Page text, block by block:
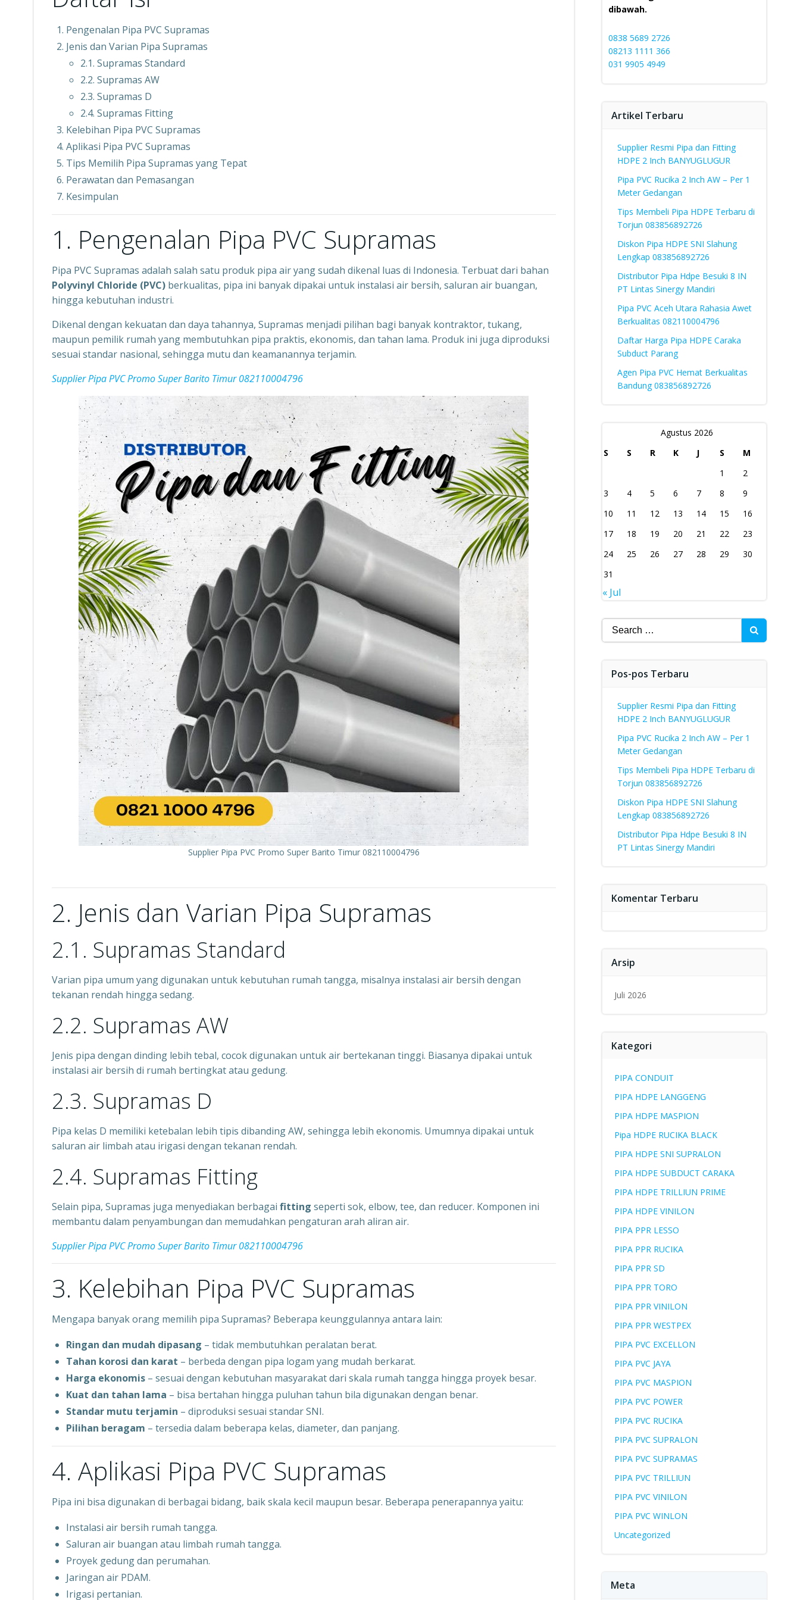
Pengenalan Pipa PVC Supramas
Jenis dan Varian Pipa Supramas
2.1. Supramas Standard
2.2. Supramas AW
2.3. Supramas D
2.4. Supramas Fitting
Kelebihan Pipa PVC Supramas
Aplikasi Pipa PVC Supramas
Tips Memilih Pipa Supramas yang Tepat
Perawatan dan Pemasangan
Kesimpulan
1. Pengenalan Pipa PVC Supramas
Pipa PVC Supramas adalah salah satu produk pipa air yang sudah dikenal luas di Indonesia. Terbuat dari bahan
Polyvinyl Chloride (PVC) berkualitas, pipa ini banyak dipakai untuk instalasi air bersih, saluran air buangan,
hingga kebutuhan industri.
Dikenal dengan kekuatan dan daya tahannya, Supramas menjadi pilihan bagi banyak kontraktor, tukang,
maupun pemilik rumah yang membutuhkan pipa praktis, ekonomis, dan tahan lama. Produk ini juga diproduksi
sesuai standar nasional, sehingga mutu dan keamanannya terjamin.
Supplier Pipa PVC Promo Super Barito Timur 082110004796
Supplier Pipa PVC Promo Super Barito Timur 082110004796
2. Jenis dan Varian Pipa Supramas
2.1. Supramas Standard
Varian pipa umum yang digunakan untuk kebutuhan rumah tangga, misalnya instalasi air bersih dengan
tekanan rendah hingga sedang.
2.2. Supramas AW
Jenis pipa dengan dinding lebih tebal, cocok digunakan untuk air bertekanan tinggi. Biasanya dipakai untuk
instalasi air bersih di rumah bertingkat atau gedung.
2.3. Supramas D
Pipa kelas D memiliki ketebalan lebih tipis dibanding AW, sehingga lebih ekonomis. Umumnya dipakai untuk
saluran air limbah atau irigasi dengan tekanan rendah.
2.4. Supramas Fitting
Selain pipa, Supramas juga menyediakan berbagai fitting seperti sok, elbow, tee, dan reducer. Komponen ini
membantu dalam penyambungan dan memudahkan pengaturan arah aliran air.
Supplier Pipa PVC Promo Super Barito Timur 082110004796
3. Kelebihan Pipa PVC Supramas
Mengapa banyak orang memilih pipa Supramas? Beberapa keunggulannya antara lain:
Ringan dan mudah dipasang – tidak membutuhkan peralatan berat.
Tahan korosi dan karat – berbeda dengan pipa logam yang mudah berkarat.
Harga ekonomis – sesuai dengan kebutuhan masyarakat dari skala rumah tangga hingga proyek besar.
Kuat dan tahan lama – bisa bertahan hingga puluhan tahun bila digunakan dengan benar.
Standar mutu terjamin – diproduksi sesuai standar SNI.
Pilihan beragam – tersedia dalam beberapa kelas, diameter, dan panjang.
4. Aplikasi Pipa PVC Supramas
Pipa ini bisa digunakan di berbagai bidang, baik skala kecil maupun besar. Beberapa penerapannya yaitu:
Instalasi air bersih rumah tangga.
Saluran air buangan atau limbah rumah tangga.
Proyek gedung dan perumahan.
Jaringan air PDAM.
Irigasi pertanian.
dibawah.
0838 5689 2726
08213 1111 366
031 9905 4949
Artikel Terbaru
Supplier Resmi Pipa dan Fitting
HDPE 2 Inch BANYUGLUGUR
Pipa PVC Rucika 2 Inch AW – Per 1
Meter Gedangan
Tips Membeli Pipa HDPE Terbaru di
Torjun 083856892726
Diskon Pipa HDPE SNI Slahung
Lengkap 083856892726
Distributor Pipa Hdpe Besuki 8 IN
PT Lintas Sinergy Mandiri
Pipa PVC Aceh Utara Rahasia Awet
Berkualitas 082110004796
Daftar Harga Pipa HDPE Caraka
Subduct Parang
Agen Pipa PVC Hemat Berkualitas
Bandung 083856892726
Agustus 2026
S
S R K J S
M
1
2
3
4 5 6 7 8
9
10
11 12 13 14 15
16
17
18 19 20 21 22
23
24
25 26 27 28 29
30
31
« Jul
Search
for:
Pos-pos Terbaru
Supplier Resmi Pipa dan Fitting
HDPE 2 Inch BANYUGLUGUR
Pipa PVC Rucika 2 Inch AW – Per 1
Meter Gedangan
Tips Membeli Pipa HDPE Terbaru di
Torjun 083856892726
Diskon Pipa HDPE SNI Slahung
Lengkap 083856892726
Distributor Pipa Hdpe Besuki 8 IN
PT Lintas Sinergy Mandiri
Komentar Terbaru
Arsip
Juli 2026
Kategori
PIPA CONDUIT
PIPA HDPE LANGGENG
PIPA HDPE MASPION
Pipa HDPE RUCIKA BLACK
PIPA HDPE SNI SUPRALON
PIPA HDPE SUBDUCT CARAKA
PIPA HDPE TRILLIUN PRIME
PIPA HDPE VINILON
PIPA PPR LESSO
PIPA PPR RUCIKA
PIPA PPR SD
PIPA PPR TORO
PIPA PPR VINILON
PIPA PPR WESTPEX
PIPA PVC EXCELLON
PIPA PVC JAYA
PIPA PVC MASPION
PIPA PVC POWER
PIPA PVC RUCIKA
PIPA PVC SUPRALON
PIPA PVC SUPRAMAS
PIPA PVC TRILLIUN
PIPA PVC VINILON
PIPA PVC WINLON
Uncategorized
Meta